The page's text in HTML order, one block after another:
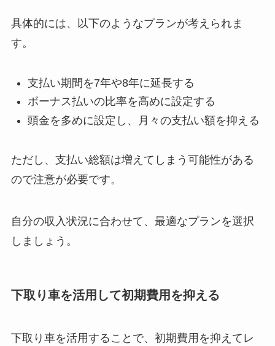
具体的には、以下のようなプランが考えられま
す。
支払い期間を7年や8年に延長する
ボーナス払いの比率を高めに設定する
頭金を多めに設定し、月々の支払い額を抑える
ただし、支払い総額は増えてしまう可能性がある
ので注意が必要です。
自分の収入状況に合わせて、最適なプランを選択
しましょう。
下取り車を活用して初期費用を抑える
下取り車を活用することで、初期費用を抑えてレ